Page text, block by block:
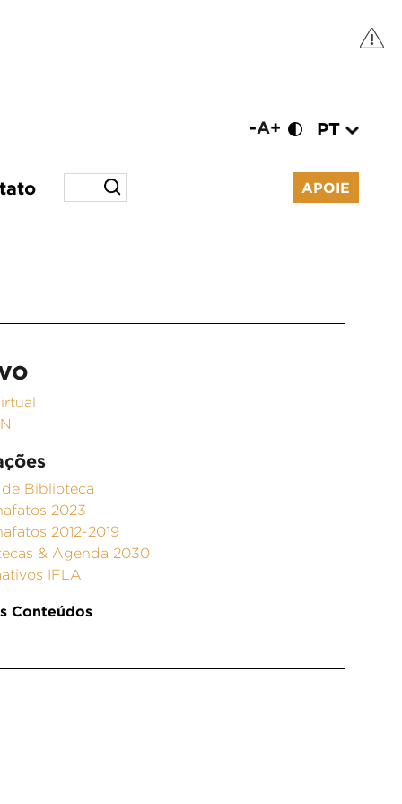
-A+ PT
APOIE
Biblioteca
2023
2012-2019
& Agenda 2030
IFLA
Conteúdos